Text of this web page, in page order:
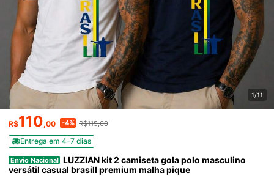
1/11
R$110,00 -4% R$115,00
Entrega em 4-7 dias
Envio Nacional LUZZIAN kit 2 camiseta gola polo masculino
versátil casual brasill premium malha pique